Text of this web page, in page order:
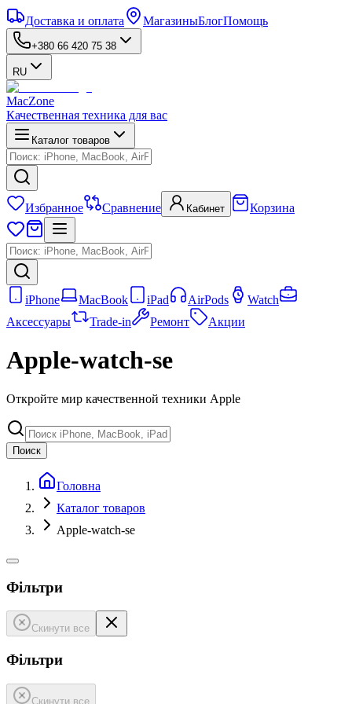
Доставка и оплата МагазиныБлогПомощь
+380 66 420 75 38
RU
MacZone
Качественная техника для вас
Каталог товаров
Избранное Сравнение Кабинет Корзина
iPhone MacBook iPad AirPods
Watch
Аксессуары
Trade-in Ремонт Акции
Apple-watch-se
Откройте мир качественной техники Apple
Поиск
Головна
Каталог товаров
Apple-watch-se
Фільтри
Скинути все
Фільтри
Скинути все